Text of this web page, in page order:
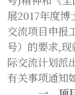
展2017年度
交流项目申报
号）的要求,
际交流计划派
有关事项通知